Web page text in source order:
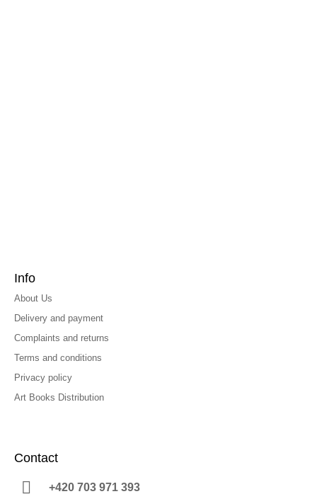
Info
About Us
Delivery and payment
Complaints and returns
Terms and conditions
Privacy policy
Art Books Distribution
Contact
+420 703 971 393